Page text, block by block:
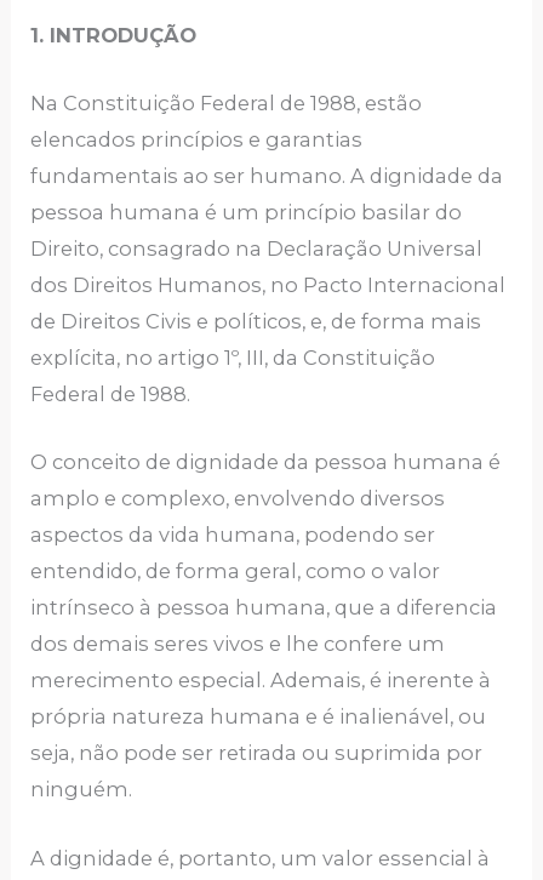
1. INTRODUÇÃO
Na Constituição Federal de 1988, estão
elencados princípios e garantias
fundamentais ao ser humano. A dignidade da
pessoa humana é um princípio basilar do
Direito, consagrado na Declaração Universal
dos Direitos Humanos, no Pacto Internacional
de Direitos Civis e políticos, e, de forma mais
explícita, no artigo 1º, III, da Constituição
Federal de 1988.
O conceito de dignidade da pessoa humana é
amplo e complexo, envolvendo diversos
aspectos da vida humana, podendo ser
entendido, de forma geral, como o valor
intrínseco à pessoa humana, que a diferencia
dos demais seres vivos e lhe confere um
merecimento especial. Ademais, é inerente à
própria natureza humana e é inalienável, ou
seja, não pode ser retirada ou suprimida por
ninguém.
A dignidade é, portanto, um valor essencial à